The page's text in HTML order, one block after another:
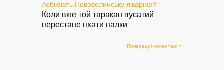
лобіюють Нововолинську лікарню?
Коли вже той таракан вусатий
перестане пхати палки...
Попередні коментарі »